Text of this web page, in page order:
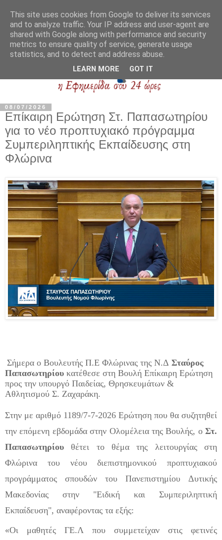
08/07/2026
Επίκαιρη Ερώτηση Στ. Παπασωτηρίου
για το νέο προπτυχιακό πρόγραμμα
Συμπεριληπτικής Εκπαίδευσης στη
Φλώρινα
Σήμερα ο Βουλευτής Π.Ε Φλώρινας της Ν.Δ Σταύρος
Παπασωτηρίου κατέθεσε στη Βουλή Επίκαιρη Ερώτηση
προς την υπουργό Παιδείας, Θρησκευμάτων &
Αθλητισμού Σ. Ζαχαράκη.
Στην με αριθμό 1189/7-7-2026 Ερώτηση που θα συζητηθεί
την επόμενη εβδομάδα στην Ολομέλεια της Βουλής, ο Στ.
Παπασωτηρίου θέτει το θέμα της λειτουργίας στη
Φλώρινα του νέου διεπιστημονικού προπτυχιακού
προγράμματος σπουδών του Πανεπιστημίου Δυτικής
Μακεδονίας στην "Ειδική και Συμπεριληπτική
Εκπαίδευση", αναφέροντας τα εξής:
«Οι μαθητές ΓΕ.Λ που συμμετείχαν στις φετινές
This site uses cookies from Google to deliver its services
and to analyze traffic. Your IP address and user-agent are
shared with Google along with performance and security
metrics to ensure quality of service, generate usage
statistics, and to detect and address abuse.
LEARN MORE GOT IT